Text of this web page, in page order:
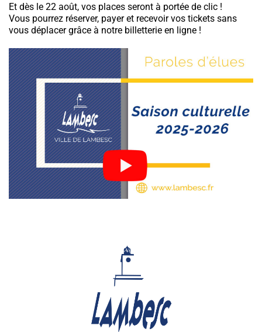
Et dès le 22 août, vos places seront à portée de clic !
Vous pourrez réserver, payer et recevoir vos tickets sans
vous déplacer grâce à notre billetterie en ligne !